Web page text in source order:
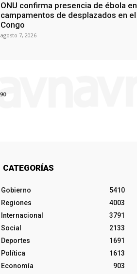
ONU confirma presencia de ébola en
campamentos de desplazados en el
Congo
agosto 7, 2026
CATEGORÍAS
Gobierno
5410
Regiones
4003
Internacional
3791
Social
2133
Deportes
1691
Política
1613
Economía
903